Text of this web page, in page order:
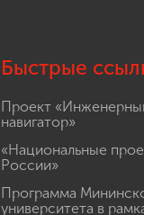
Быстрые
Проект
навигатор»
«Национальные
России»
Программа
университета в